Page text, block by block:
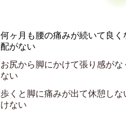
何ヶ月も腰の痛みが続いて良く
配がない
お尻から脚にかけて張り感がな
ない
歩くと脚に痛みが出て休憩しな
けない